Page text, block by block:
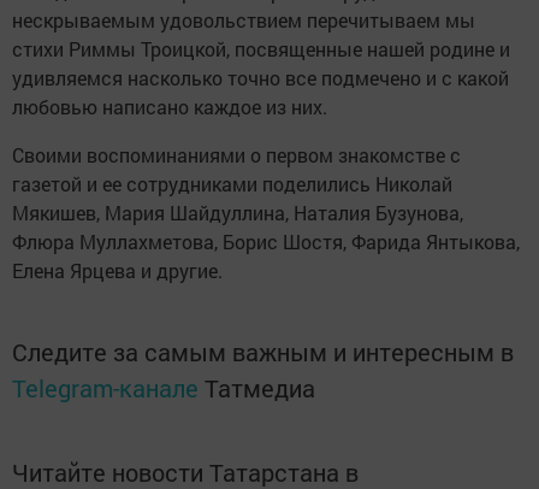
нескрываемым удовольствием перечитываем мы
стихи Риммы Троицкой, посвященные нашей родине и
удивляемся насколько точно все подмечено и с какой
любовью написано каждое из них.
Своими воспоминаниями о первом знакомстве с
газетой и ее сотрудниками поделились Николай
Мякишев, Мария Шайдуллина, Наталия Бузунова,
Флюра Муллахметова, Борис Шостя, Фарида Янтыкова,
Елена Ярцева и другие.
Следите за самым важным и интересным в
Telegram-канале Татмедиа
Читайте новости Татарстана в